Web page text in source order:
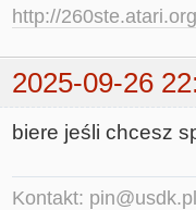
http://260ste.atari.org
2025-09-26
biere jeśli chcesz
Kontakt: pin@usdk.pl